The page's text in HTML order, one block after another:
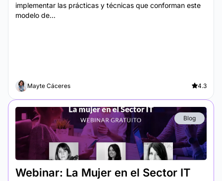
implementar las prácticas y técnicas que conforman este
modelo de...
Mayte Cáceres 4.3
Blog
Webinar: La Mujer en el Sector IT